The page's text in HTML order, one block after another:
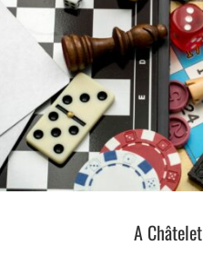
A Châtelet